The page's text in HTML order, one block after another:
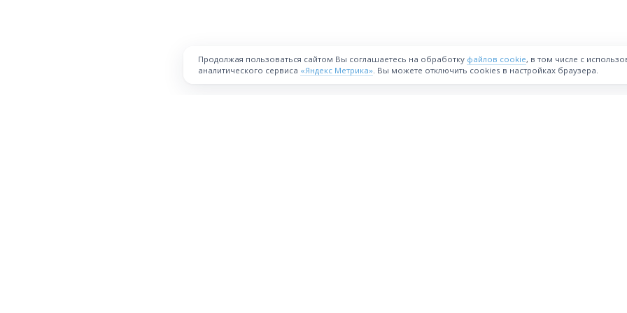
Продолжая пользоваться сайтом Вы соглашаетесь на обработку файлов cookie, в том числе с
аналитического сервиса «Яндекс Метрика». Вы можете отключить cookies в настройках браузера.